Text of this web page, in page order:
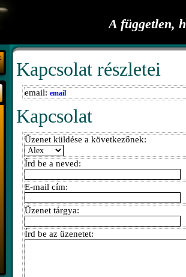
A független,
Kapcsolat részletei
email: email
Kapcsolat
Üzenet küldése a következőnek:
Írd be a neved:
E-mail cím:
Üzenet tárgya:
Írd be az üzenetet: